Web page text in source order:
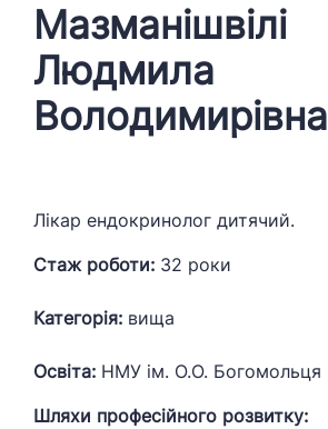
Мазманішвілі
Людмила
Володимирівна
Лікар ендокринолог дитячий.
Стаж роботи: 32 роки
Категорія: вища
Освіта: НМУ ім. О.О. Богомольця
Шляхи професійного розвитку: